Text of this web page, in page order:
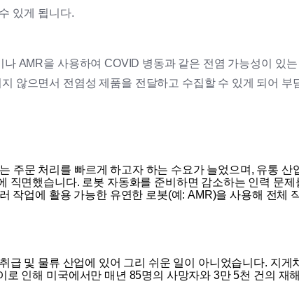
있게 됩니다.
AMR을 사용하여 COVID 병동과 같은 전염 가능성이 있
않으면서 전염성 제품을 전달하고 수집할 수 있게 되어 부
주문 처리를 빠르게 하고자 하는 수요가 늘었으며, 유통 산
직면했습니다. 로봇 자동화를 준비하면 감소하는 인력 문
작업에 활용 가능한 유연한 로봇(예: AMR)을 사용해 전체
급 및 물류 산업에 있어 그리 쉬운 일이 아니었습니다. 지게
로 인해 미국에서만 매년 85명의 사망자와 3만 5천 건의 재